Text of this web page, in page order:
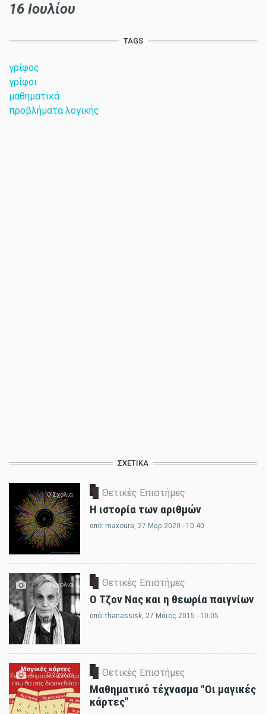
16 Ιουλίου
TAGS
γρίφος
γρίφοι
μαθηματικά
προβλήματα λογικής
ΣΧΕΤΙΚΆ
0 Σχόλια Θετικές Επιστήμες
Η ιστορία των αριθμών
από: maxoura, 27 Μαρ 2020 - 10:40
0 Σχόλια Θετικές Επιστήμες
Ο Τζον Νας και η θεωρία παιγνίων
από:thanassisk, 27 Μάιος 2015 - 10:05
0 Σχόλια Θετικές Επιστήμες
Μαθηματικό τέχνασμα "Οι μαγικές
κάρτες"